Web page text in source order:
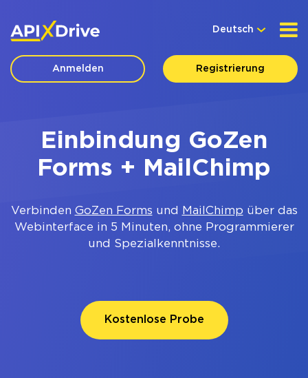
Deutsch
Anmelden Registrierung
Einbindung GoZen
Forms + MailChimp
Verbinden GoZen Forms und MailChimp über das
Webinterface in 5 Minuten, ohne Programmierer
und Spezialkenntnisse.
Kostenlose Probe